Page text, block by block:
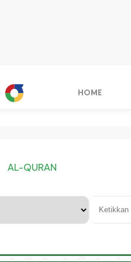
HOME
AL-QURAN